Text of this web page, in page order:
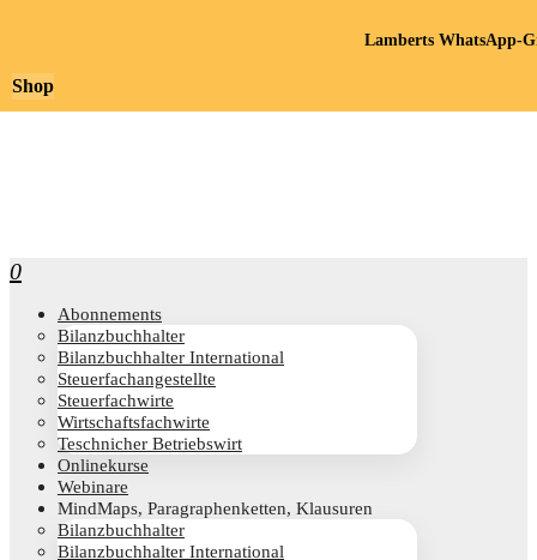
0
Abon­ne­ments
Bilanz­buch­hal­ter
Bilanz­buch­hal­ter International
Steu­er­fach­an­ge­stell­te
Steu­er­fach­wir­te
Wirt­schafts­fach­wir­te
Teschni­cher Betriebswirt
Online­kur­se
Web­i­na­re
Mind­Maps, Para­gra­phen­ket­ten, Klausuren
Bilanz­buch­hal­ter
Bilanz­buch­hal­ter International
Shop
Lamberts WhatsApp-